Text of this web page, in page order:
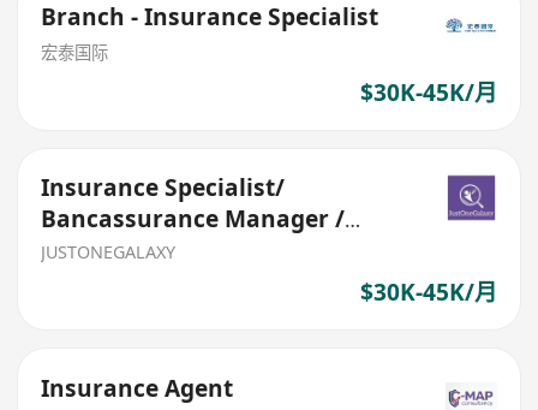
Branch - Insurance Specialist
宏泰国际
$30K-45K/月
Insurance Specialist/
Bancassurance Manager /
Senior Officer
JUSTONEGALAXY
$30K-45K/月
Insurance Agent